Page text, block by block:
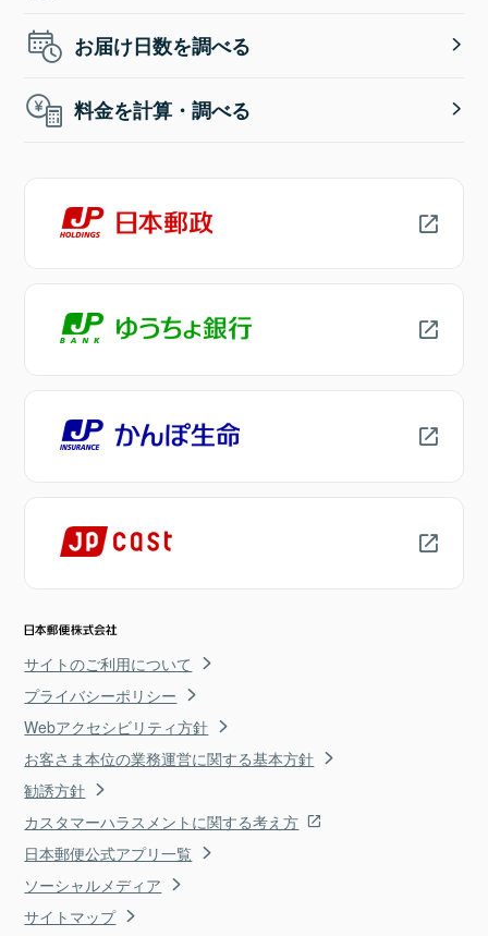
お届け日数を調べる
料金を計算・調べる
サイトのご利用について
プライバシーポリシー
Webアクセシビリティ方針
お客さま本位の業務運営に関する基本方針
勧誘方針
カスタマーハラスメントに関する考え方
日本郵便公式アプリ一覧
ソーシャルメディア
サイトマップ